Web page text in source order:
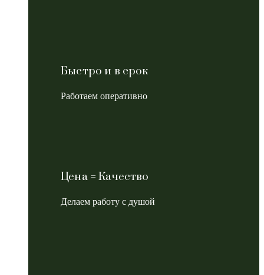
Быстро и в срок
Работаем оперативно
Цена = Качество
Делаем работу с душой